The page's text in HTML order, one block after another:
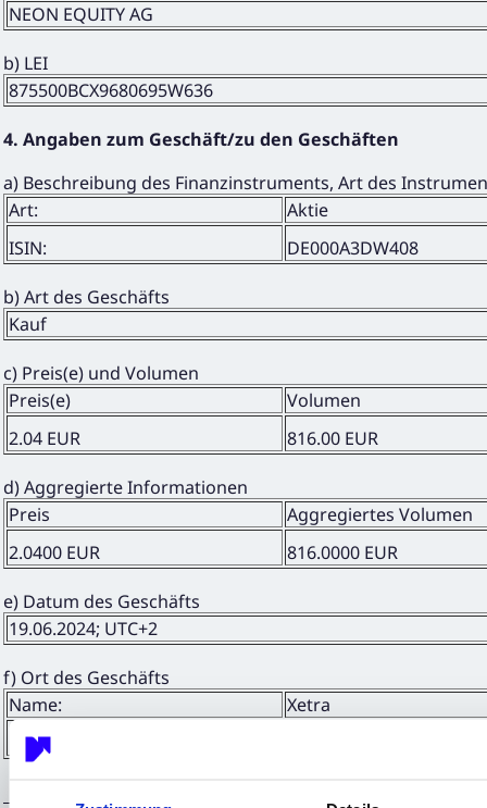
NEON EQUITY AG
b) LEI
875500BCX9680695W636
4. Angaben zum Geschäft/zu den Geschäften
a) Beschreibung des Finanzinstruments, Art des
Art:
Aktie
ISIN:
DE000A3DW408
b) Art des Geschäfts
Kauf
c) Preis(e) und Volumen
Preis(e)
Volumen
2.04 EUR
816.00 EUR
d) Aggregierte Informationen
Preis
Aggregiertes Volumen
2.0400 EUR
816.0000 EUR
e) Datum des Geschäfts
19.06.2024; UTC+2
f) Ort des Geschäfts
Name:
Xetra
MIC: